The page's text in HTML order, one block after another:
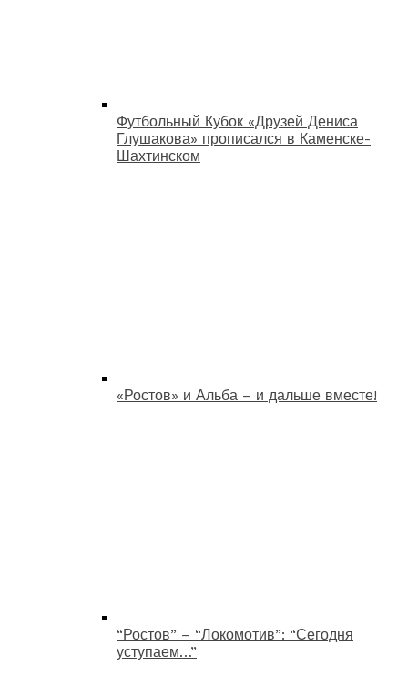
Футбольный Кубок «Друзей Дениса
Глушакова» прописался в Каменске-
Шахтинском
«Ростов» и Альба – и дальше вместе!
“Ростов” – “Локомотив”: “Сегодня
уступаем…”